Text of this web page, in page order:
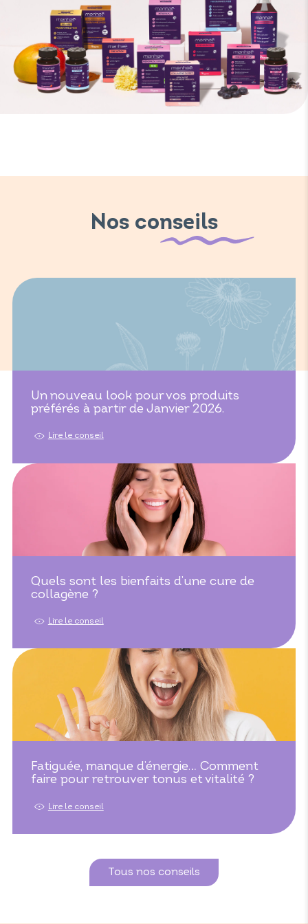
Nos conseils
Un nouveau look pour vos produits
préférés à partir de Janvier 2026.
Lire le conseil
Quels sont les bienfaits d’une cure de
collagène ?
Lire le conseil
Fatiguée, manque d’énergie… Comment
faire pour retrouver tonus et vitalité ?
Lire le conseil
Tous nos conseils